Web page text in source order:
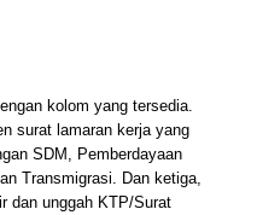
kolom yang tersedia.
surat lamaran kerja yang
SDM, Pemberdayaan
Transmigrasi. Dan ketiga,
dan unggah KTP/Surat